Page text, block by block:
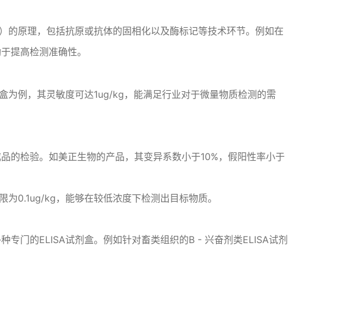
的原理，包括抗原或抗体的固相化以及酶标记等技术环节。例如在
提高检测准确性。
为例，其灵敏度可达1ug/kg，能满足行业对于微量物质检测的需
的检验。如美正生物的产品，其变异系数小于10%，假阳性率小于
0.1ug/kg，能够在较低浓度下检测出目标物质。
专门的ELISA试剂盒。例如针对畜类组织的B - 兴奋剂类ELISA试剂